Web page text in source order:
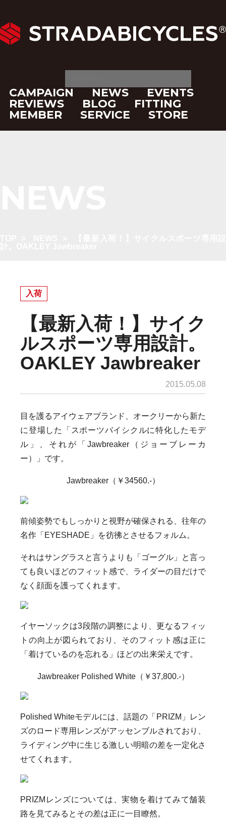
CAMPAIGN NEWS
EVENTS
REVIEWS
BLOG
FITTING
MEMBER
SERVICE STORE
入荷
【最新入荷！】サイク
ルスポーツ専用設計。
OAKLEY Jawbreaker
2015.05.08
目を護るアイウェアブランド、オークリーから新た
に登場した「スポーツバイシクルに特化したモデ
ル」、それが「Jawbreaker（ジョーブレーカ
ー）」です。
Jawbreaker（￥34560.-）
前傾姿勢でもしっかりと視野が確保される、往年の
名作「EYESHADE」を彷彿とさせるフォルム。
それはサングラスと言うよりも「ゴーグル」と言っ
ても良いほどのフィット感で、ライダーの目だけで
なく顔面を護ってくれます。
イヤーソックは3段階の調整により、更なるフィッ
トの向上が図られており、そのフィット感は正に
「着けているのを忘れる」ほどの出来栄えです。
Jawbreaker Polished White（￥37,800.-）
Polished Whiteモデルには、話題の「PRIZM」レン
ズのロード専用レンズがアッセンブルされており、
ライディング中に生じる激しい明暗の差を一定化さ
せてくれます。
PRIZMレンズについては、実物を着けてみて舗装
路を見てみるとその差は正に一目瞭然。